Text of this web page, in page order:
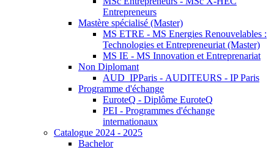
Entrepreneurs
Mastère spécialisé (Master)
MS ETRE - MS Energies Renouvelables :
Technologies et Entrepreneuriat (Master)
MS IE - MS Innovation et Entreprenariat
Non Diplomant
AUD_IPParis - AUDITEURS - IP Paris
Programme d'échange
EuroteQ - Diplôme EuroteQ
PEI - Programmes d'échange
internationaux
Catalogue 2024 - 2025
Bachelor